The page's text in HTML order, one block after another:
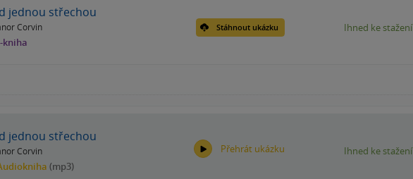
jednou střechou
Corvin
kniha
Stáhnout ukázku Ihned ke stažení
jednou střechou
Corvin
(mp3)
Přehrát ukázku Ihned ke stažení